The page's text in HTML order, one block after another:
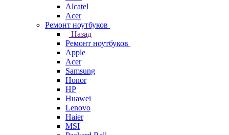
Alcatel
Acer
Ремонт ноутбуков
Назад
Ремонт ноутбуков
Apple
Acer
Samsung
Honor
HP
Huawei
Lenovo
Haier
MSI